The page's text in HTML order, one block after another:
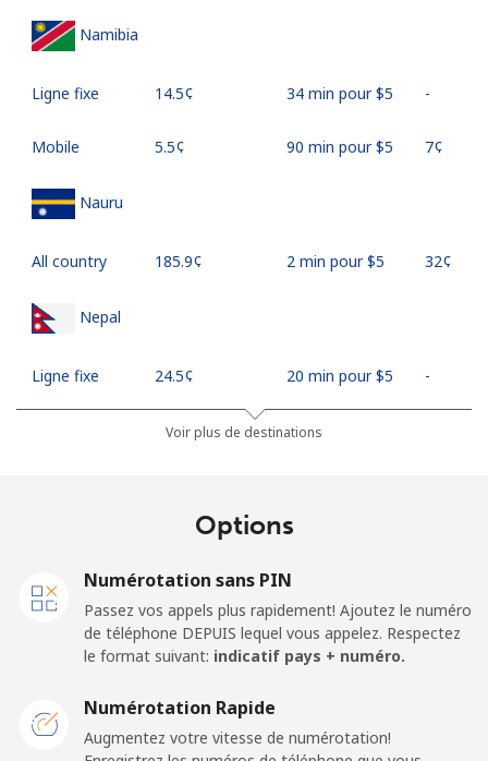
Namibia
Ligne fixe ⁦14.5¢⁩ 34 min pour ⁦$5⁩ -
Mobile ⁦5.5¢⁩ 90 min pour ⁦$5⁩ ⁦7¢⁩
Nauru
All country ⁦185.9¢⁩ 2 min pour ⁦$5⁩ ⁦32¢⁩
Nepal
Ligne fixe ⁦24.5¢⁩ 20 min pour ⁦$5⁩ -
⁦26.9¢⁩ 18 min pour ⁦$5⁩
⁦22.5¢⁩ 22 min pour ⁦$5⁩ ⁦13¢⁩
Ligne fixe ⁦45.5¢⁩ 10 min pour ⁦$5⁩
Voir plus de destinations
Options
Numérotation sans PIN
Passez vos appels plus rapidement! Ajoutez le numéro
de téléphone DEPUIS lequel vous appelez. Respectez
le format suivant: indicatif pays + numéro.
Numérotation Rapide
Augmentez votre vitesse de numérotation!